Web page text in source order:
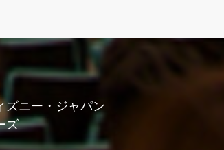
ズニー・ジャパン
ズ